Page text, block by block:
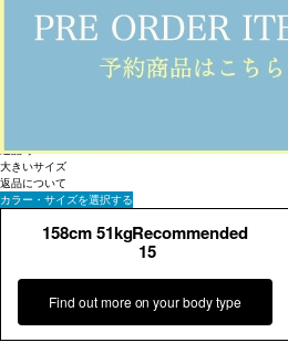
L'EQUIPE
【大きいサイズ】40/-ダ
返品可
大きいサイズ
返品について
カラー・サイズを選択する
158cm 51kgRecommended
15
Find out more on your body type